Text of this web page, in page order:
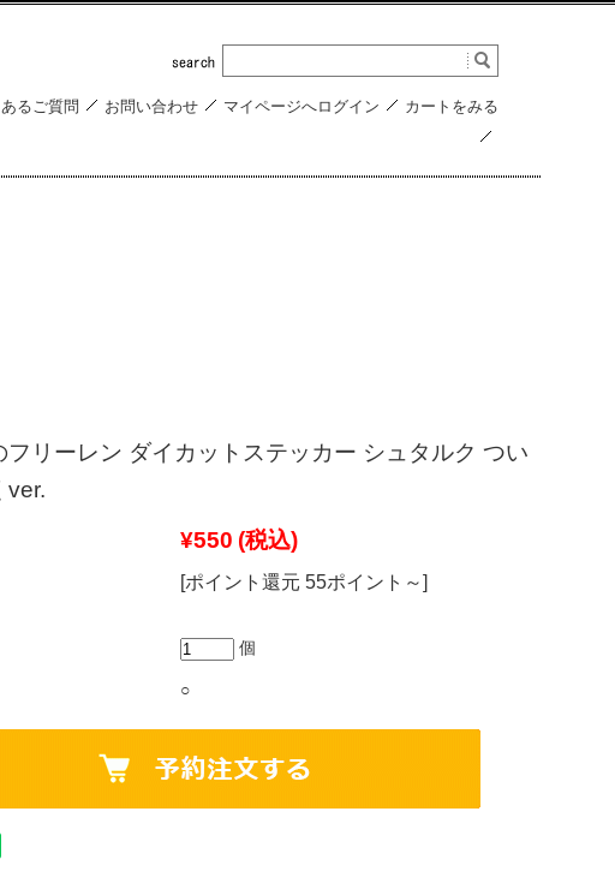
るご質問 お問い合わせ マイページへログイン カートをみる
フリーレン ダイカットステッカー シュタルク つい
ver.
¥550 (税込)
[ポイント還元 55ポイント～]
個
○